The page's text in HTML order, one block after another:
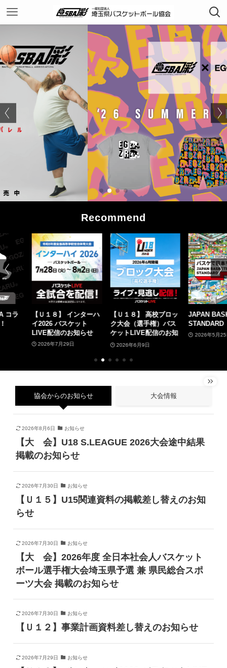
Recommend
【Ｕ１８】 インターハ
イ2026 バスケット
LIVE配信のお知らせ
2026年7月29日
【Ｕ１８】 高校ブロッ
ク大会（選手権）バス
ケットLIVE配信のお知
2026年6月9日
JAPAN BASKETBALL
STANDARD
2026年5月25日
協会からのお知らせ 大会情報
2026年8月6日 お知らせ
【大 会】U18 S.LEAGUE 2026大会途中結果
掲載のお知らせ
2026年7月30日 お知らせ
【Ｕ１５】U15関連資料の掲載差し替えのお知
らせ
2026年7月30日 お知らせ
【大 会】2026年度 全日本社会人バスケット
ボール選手権大会埼玉県予選 兼 県民総合スポ
ーツ大会 掲載のお知らせ
2026年7月30日 お知らせ
【Ｕ１２】事業計画資料差し替えのお知らせ
2026年7月29日 お知らせ